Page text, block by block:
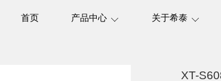
首页 产品中心 关于希泰
XT-